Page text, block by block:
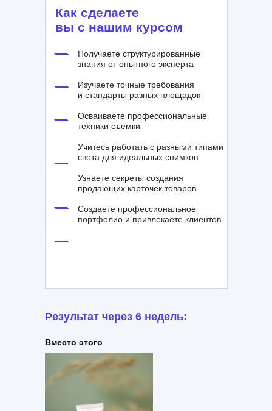
Результат через 6 недель:
Вместо этого
Как сделаете
вы с нашим курсом
Получаете структурированные
знания от опытного эксперта
Изучаете точные требования
и стандарты разных площадок
Осваиваете профессиональные
техники съемки
Учитесь работать с разными типами
света для идеальных снимков
Узнаете секреты создания
продающих карточек товаров
Создаете профессиональное
портфолио и привлекаете клиентов